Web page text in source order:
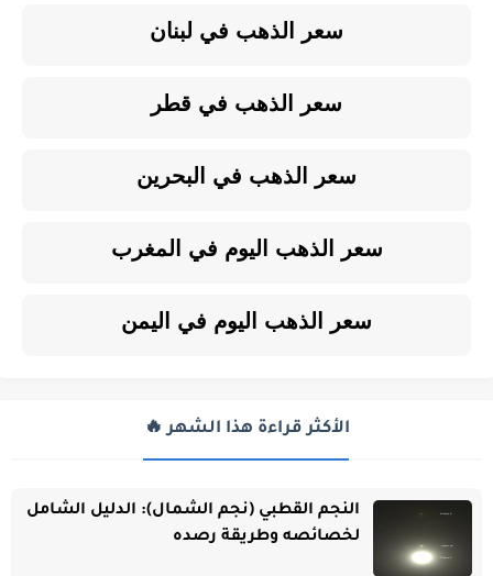
سعر الذهب في لبنان
سعر الذهب في قطر
سعر الذهب في البحرين
سعر الذهب اليوم في المغرب
سعر الذهب اليوم في اليمن
الأكثر قراءة هذا الشهر 🔥
النجم القطبي (نجم الشمال): الدليل الشامل
لخصائصه وطريقة رصده